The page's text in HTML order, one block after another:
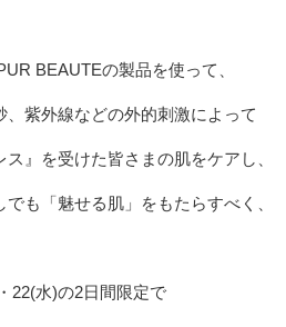
BEAUTEの製品を使って、
、紫外線などの外的刺激によって
ス』を受けた皆さまの肌をケアし、
でも「魅せる肌」をもたらすべく、
22(水)の2日間限定で